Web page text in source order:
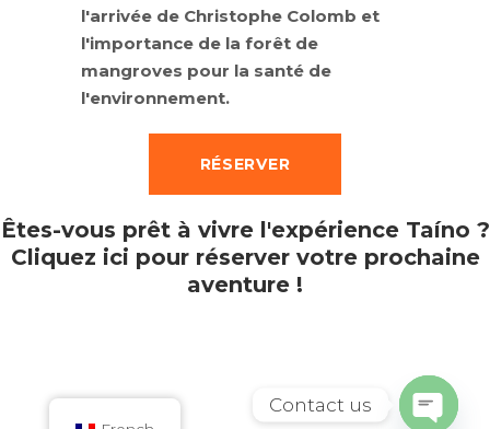
l'arrivée de Christophe Colomb et
l'importance de la forêt de
mangroves pour la santé de
l'environnement.
RÉSERVER
Êtes-vous prêt à vivre l'expérience Taíno ?
Cliquez ici pour réserver votre prochaine
aventure !
Contact us